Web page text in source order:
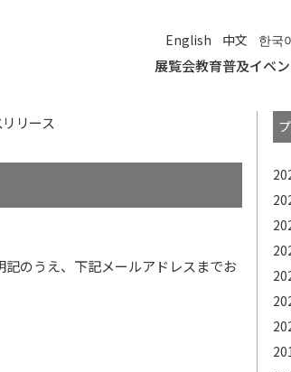
English 中文 한국
展覧会教育普及
教育研究会
講演会等
イベ
リース
のうえ、下記メールアドレスまでお